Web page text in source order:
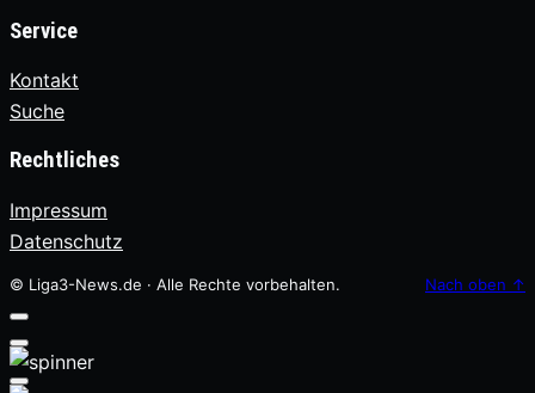
Service
Kontakt
Suche
Rechtliches
Impressum
Datenschutz
© Liga3-News.de · Alle Rechte vorbehalten. Nach oben ↑